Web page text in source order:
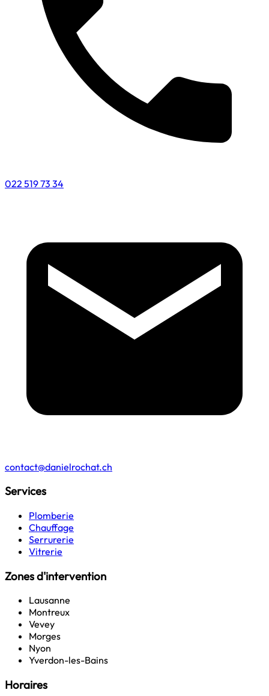
022 519 73 34
contact@danielrochat.ch
Services
Plomberie
Chauffage
Serrurerie
Vitrerie
Zones d'intervention
Lausanne
Montreux
Vevey
Morges
Nyon
Yverdon-les-Bains
Horaires